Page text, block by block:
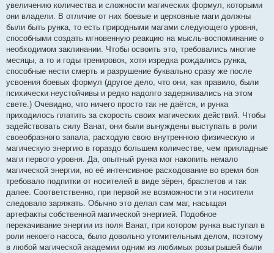
увеличению количества и сложности магических формул, которыми
они владели. В отличие от них боевые и церковные маги должны
были быть рунка, то есть природными магами следующего уровня,
способными создать мгновенную реакцию на мысль-воспоминание о
необходимом заклинании. Чтобы освоить это, требовались многие
месяцы, а то и годы тренировок, хотя изредка рождались рунка,
способные нести смерть и разрушение буквально сразу же после
усвоения боевых формул (другое дело, что они, как правило, были
психически неустойчивы и редко надолго задерживались на этом
свете.) Очевидно, что ничего просто так не даётся, и рунка
приходилось платить за скорость своих магических действий. Чтобы
задействовать силу Ванат, они были вынуждены выступать в роли
своеобразного запала, расходую свою внутреннюю физическую и
магическую энергию в гораздо большем количестве, чем прикладные
маги первого уровня. Да, опытный рунка мог накопить немало
магической энергии, но её интенсивное расходование во время боя
требовало подпитки от носителей в виде зёрен, браслетов и так
далее. Соответственно, при первой же возможности эти носители
следовало заряжать. Обычно это делал сам маг, насыщая
артефакты собственной магической энергией. Подобное
перекачивание энергии из поля Ванат, при котором рунка выступал в
роли некоего насоса, было довольно утомительным делом, поэтому
в любой магической академии одним из любимых розыгрышей были